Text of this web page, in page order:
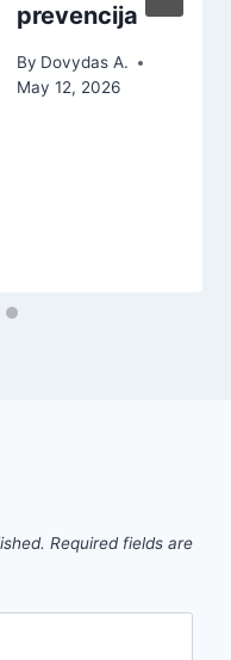
prevencija
By Dovydas A.
May 12, 2026
Required fields are